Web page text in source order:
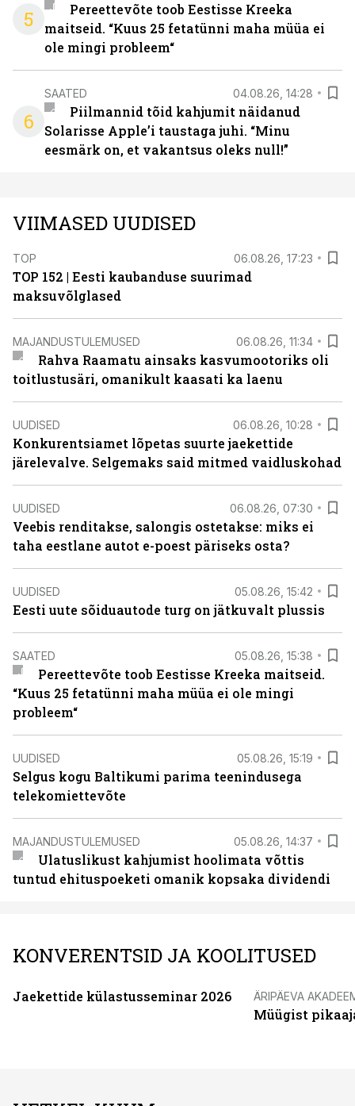
5
Pereettevõte toob Eestisse Kreeka
maitseid. “Kuus 25 fetatünni maha müüa ei
ole mingi probleem“
6
SAATED 04.08.26, 14:28
Piilmannid tõid kahjumit näidanud
Solarisse Apple’i taustaga juhi. “Minu
eesmärk on, et vakantsus oleks null!”
VIIMASED UUDISED
TOP 06.08.26, 17:23
TOP 152 | Eesti kaubanduse suurimad
maksuvõlglased
MAJANDUSTULEMUSED 06.08.26, 11:34
Rahva Raamatu ainsaks kasvumootoriks oli
toitlustusäri, omanikult kaasati ka laenu
UUDISED 06.08.26, 10:28
Konkurentsiamet lõpetas suurte jaekettide
järelevalve. Selgemaks said mitmed vaidluskohad
UUDISED 06.08.26, 07:30
Veebis renditakse, salongis ostetakse: miks ei
taha eestlane autot e-poest päriseks osta?
UUDISED 05.08.26, 15:42
Eesti uute sõiduautode turg on jätkuvalt plussis
SAATED 05.08.26, 15:38
Pereettevõte toob Eestisse Kreeka maitseid.
“Kuus 25 fetatünni maha müüa ei ole mingi
probleem“
UUDISED 05.08.26, 15:19
Selgus kogu Baltikumi parima teenindusega
telekomiettevõte
MAJANDUSTULEMUSED 05.08.26, 14:37
Ulatuslikust kahjumist hoolimata võttis
tuntud ehituspoeketi omanik kopsaka dividendi
KONVERENTSID JA KOOLITUSED
Jaekettide külastusseminar 2026 ÄRIPÄEVA
Müügist